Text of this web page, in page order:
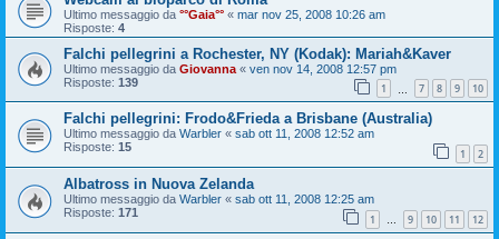
Ultimo messaggio da °°Gaia°° « mar nov 25, 2008 10:26 am
Risposte: 4
Falchi pellegrini a Rochester, NY (Kodak): Mariah&Kaver
Ultimo messaggio da Giovanna « ven nov 14, 2008 12:57 pm
Risposte: 139 1 7 8 9 10
Falchi pellegrini: Frodo&Frieda a Brisbane (Australia)
Ultimo messaggio da Warbler « sab ott 11, 2008 12:52 am
Risposte: 15 1 2
Albatross in Nuova Zelanda
Ultimo messaggio da Warbler « sab ott 11, 2008 12:25 am
Risposte: 171 1 … 9 10 11 12